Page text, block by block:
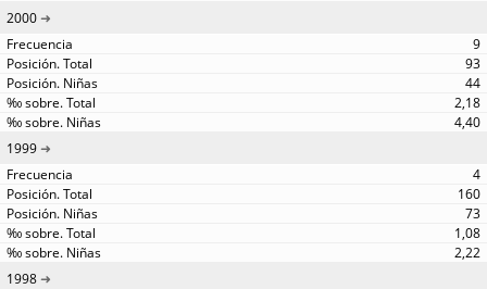
2000
9
93
44
2,18
4,40
1999
4
160
73
1,08
2,22
1998